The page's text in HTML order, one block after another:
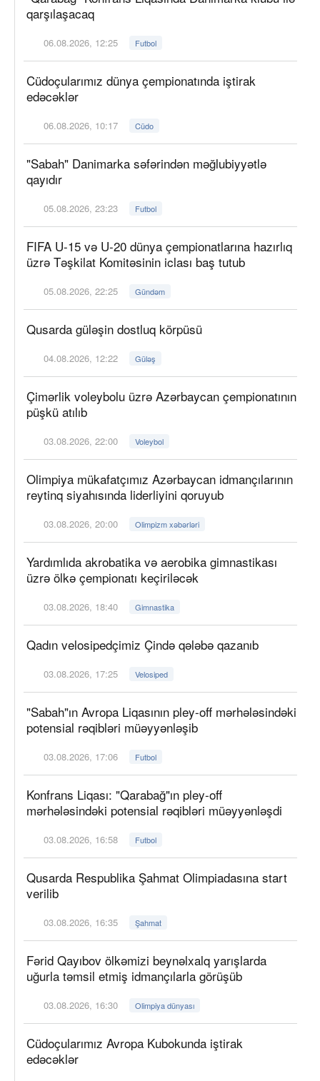
qarşılaşacaq
06.08.2026, 12:25 Futbol
Cüdoçularımız dünya çempionatında iştirak
edəcəklər
06.08.2026, 10:17 Cüdo
"Sabah" Danimarka səfərindən məğlubiyyətlə
qayıdır
05.08.2026, 23:23 Futbol
FIFA U-15 və U-20 dünya çempionatlarına hazırlıq
üzrə Təşkilat Komitəsinin iclası baş tutub
05.08.2026, 22:25 Gündəm
Qusarda güləşin dostluq körpüsü
04.08.2026, 12:22 Güləş
Çimərlik voleybolu üzrə Azərbaycan çempionatının
püşkü atılıb
03.08.2026, 22:00 Voleybol
Olimpiya mükafatçımız Azərbaycan idmançılarının
reytinq siyahısında liderliyini qoruyub
03.08.2026, 20:00 Olimpizm xəbərləri
Yardımlıda akrobatika və aerobika gimnastikası
üzrə ölkə çempionatı keçiriləcək
03.08.2026, 18:40 Gimnastika
Qadın velosipedçimiz Çində qələbə qazanıb
03.08.2026, 17:25 Velosiped
"Sabah"ın Avropa Liqasının pley-off mərhələsindəki
potensial rəqibləri müəyyənləşib
03.08.2026, 17:06 Futbol
Konfrans Liqası: "Qarabağ"ın pley-off
mərhələsindəki potensial rəqibləri müəyyənləşdi
03.08.2026, 16:58 Futbol
Qusarda Respublika Şahmat Olimpiadasına start
verilib
03.08.2026, 16:35 Şahmat
Fərid Qayıbov ölkəmizi beynəlxalq yarışlarda
uğurla təmsil etmiş idmançılarla görüşüb
03.08.2026, 16:30 Olimpiya dünyası
Cüdoçularımız Avropa Kubokunda iştirak
edəcəklər